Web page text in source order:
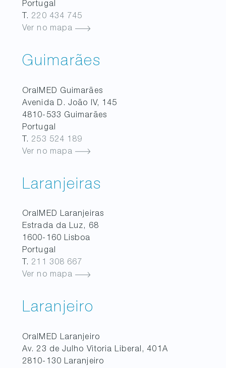
Portugal
T. 220 434 745
Ver no mapa
Guimarães
OralMED Guimarães
Avenida D. João IV, 145
4810-533 Guimarães
Portugal
T. 253 524 189
Ver no mapa
Laranjeiras
OralMED Laranjeiras
Estrada da Luz, 68
1600-160 Lisboa
Portugal
T. 211 308 667
Ver no mapa
Laranjeiro
OralMED Laranjeiro
Av. 23 de Julho Vitoria Liberal, 401A
2810-130 Laranjeiro